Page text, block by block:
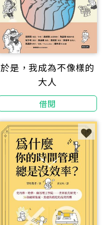
於是，我成為不像樣的
大人
借閱